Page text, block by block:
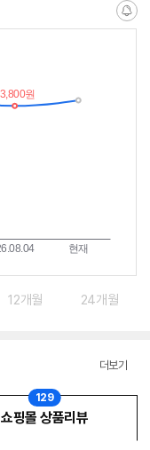
알
12개월 24개월
더보기
쇼핑몰 상품리뷰
129